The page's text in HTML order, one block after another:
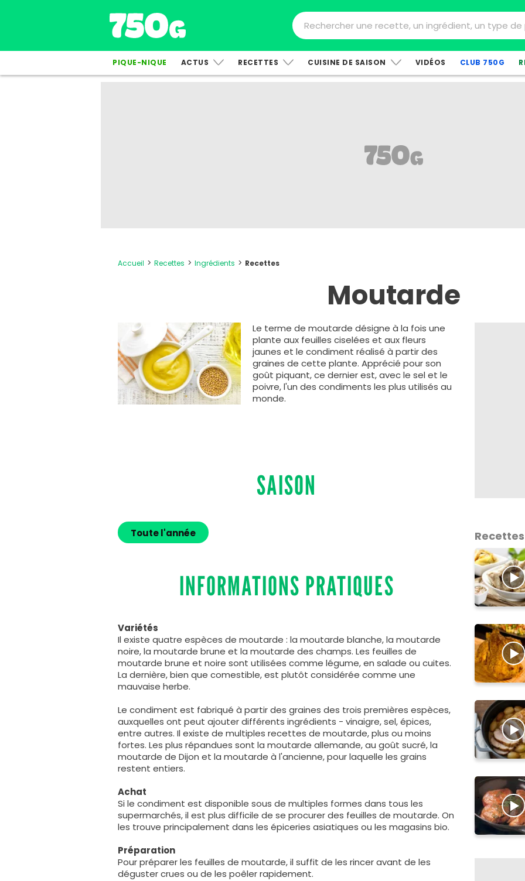
PIQUE-NIQUE ACTUS RECETTES CUISINE DE SAISON VIDÉOS CLUB 750G
Accueil Recettes Ingrédients Recettes
Moutarde
Le terme de moutarde désigne à la fois une
plante aux feuilles ciselées et aux fleurs
jaunes et le condiment réalisé à partir des
graines de cette plante. Apprécié pour son
goût piquant, ce dernier est, avec le sel et le
poivre, l'un des condiments les plus utilisés au
monde.
SAISON
Toute l'année
INFORMATIONS PRATIQUES
Variétés
Il existe quatre espèces de moutarde : la moutarde blanche, la moutarde
noire, la moutarde brune et la moutarde des champs. Les feuilles de
moutarde brune et noire sont utilisées comme légume, en salade ou cuites.
La dernière, bien que comestible, est plutôt considérée comme une
mauvaise herbe.
Le condiment est fabriqué à partir des graines des trois premières espèces,
auxquelles ont peut ajouter différents ingrédients - vinaigre, sel, épices,
entre autres. Il existe de multiples recettes de moutarde, plus ou moins
fortes. Les plus répandues sont la moutarde allemande, au goût sucré, la
moutarde de Dijon et la moutarde à l'ancienne, pour laquelle les grains
restent entiers.
Achat
Si le condiment est disponible sous de multiples formes dans tous les
supermarchés, il est plus difficile de se procurer des feuilles de moutarde. On
les trouve principalement dans les épiceries asiatiques ou les magasins bio.
Préparation
Pour préparer les feuilles de moutarde, il suffit de les rincer avant de les
déguster crues ou de les poêler rapidement.